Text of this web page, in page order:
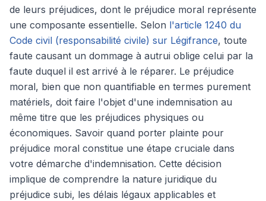
de leurs préjudices, dont le préjudice moral représente
une composante essentielle. Selon l'article 1240 du
Code civil (responsabilité civile) sur Légifrance, toute
faute causant un dommage à autrui oblige celui par la
faute duquel il est arrivé à le réparer. Le préjudice
moral, bien que non quantifiable en termes purement
matériels, doit faire l'objet d'une indemnisation au
même titre que les préjudices physiques ou
économiques. Savoir quand porter plainte pour
préjudice moral constitue une étape cruciale dans
votre démarche d'indemnisation. Cette décision
implique de comprendre la nature juridique du
préjudice subi, les délais légaux applicables et